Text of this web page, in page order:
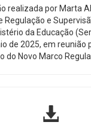
realizada por Marta
Regulação e
da Educação
de 2025, em reunião
do Novo Marco